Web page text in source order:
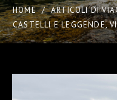
HOME / ARTICOLI DI
CASTELLI E LEGGENDE,